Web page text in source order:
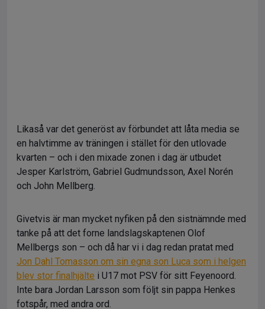
Likaså var det generöst av förbundet att låta media se
en halvtimme av träningen i stället för den utlovade
kvarten – och i den mixade zonen i dag är utbudet
Jesper Karlström, Gabriel Gudmundsson, Axel Norén
och John Mellberg.
Givetvis är man mycket nyfiken på den sistnämnde med
tanke på att det forne landslagskaptenen Olof
Mellbergs son – och då har vi i dag redan pratat med
Jon Dahl Tomasson om sin egna son Luca som i helgen
blev stor finalhjälte i U17 mot PSV för sitt Feyenoord.
Inte bara Jordan Larsson som följt sin pappa Henkes
fotspår, med andra ord.